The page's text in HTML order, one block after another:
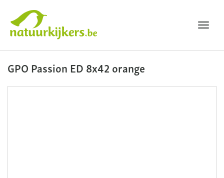
Natuurkijkers
GPO Passion ED 8x42 orange